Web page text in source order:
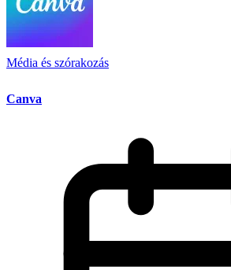
Média és szórakozás
Canva